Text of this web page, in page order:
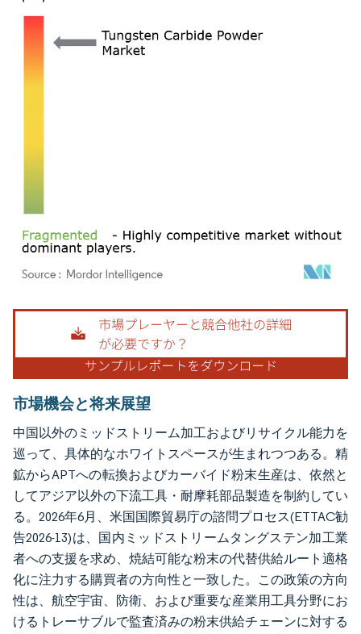
画像 © Mordor Intelligence。再利用にはCC BY 4.0の表示が必要です。
市場機会と将来展望
中国以外のミッドストリーム加工およびリサイクル能力を
巡って、具体的なホワイトスペースが生まれつつある。精
鉱からAPTへの転換およびカーバイド粉末生産は、依然と
してアジア以外の下流工具・耐摩耗部品製造を制約してい
る。2026年6月、米国国際貿易庁の諮問プロセス(ETTAC勧
告2026-13)は、国内ミッドストリームタングステン加工業
者への支援を求め、焼結可能な粉末の代替供給ルート適格
化に注力する購買者の方向性と一致した。この政策の方向
性は、航空宇宙、防衛、および重要な産業用工具分野にお
けるトレーサブルで監査済みの粉末供給チェーンに対する